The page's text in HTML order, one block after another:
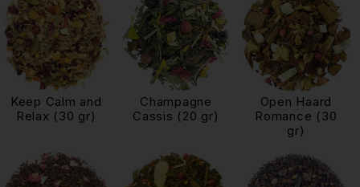
Keep Calm and
Relax (30 gr)
Champagne
Cassis (20 gr)
Open Haard
Romance (30
gr)